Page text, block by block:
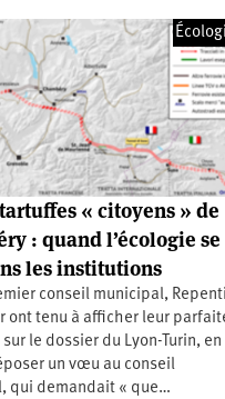
Histoire
« citoyens » de
: quand l’écologie se
les institutions
conseil municipal,
ont tenu à afficher leur
le dossier du Lyon-Turin, en
un vœu au conseil
qui demandait « que…